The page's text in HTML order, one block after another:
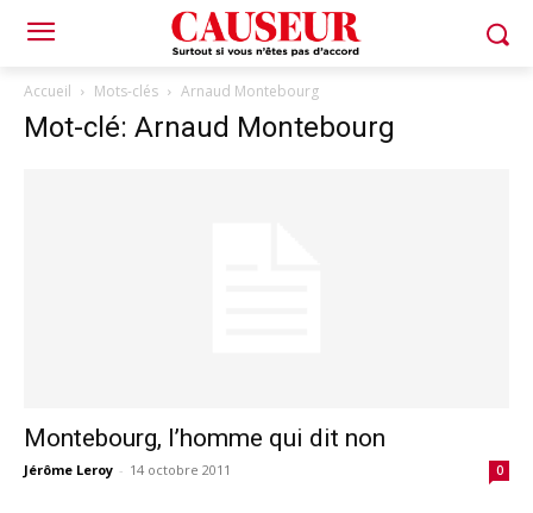
Accueil Mots-clés Arnaud Montebourg
Mot-clé: Arnaud Montebourg
Montebourg, l’homme qui dit non
Jérôme Leroy - 14 octobre 2011 0